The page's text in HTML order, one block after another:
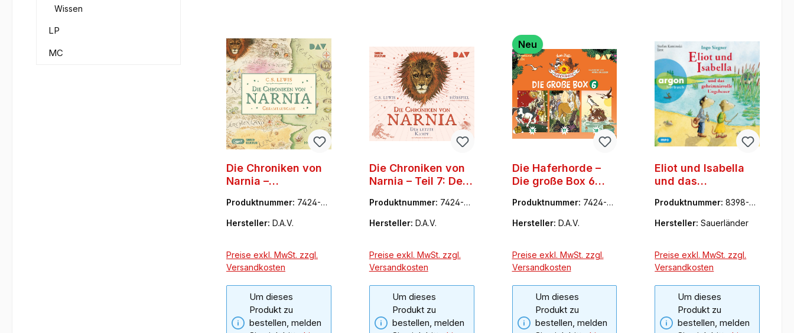
Wissen
LP
MC
Die Chroniken von
Narnia –
Produktnummer: 7424-42
Hersteller: D.A.V.
Preise exkl. MwSt. zzgl.
Versandkosten
Um dieses
Produkt zu
bestellen, melden
Die Chroniken von
Narnia – Teil 7: Der
Produktnummer: 7424-4
Hersteller: D.A.V.
Preise exkl. MwSt. zzgl.
Versandkosten
Um dieses
Produkt zu
bestellen, melden
Neu
Die Haferhorde –
Die große Box 6
Produktnummer: 7424-42
Hersteller: D.A.V.
Preise exkl. MwSt. zzgl.
Versandkosten
Um dieses
Produkt zu
bestellen, melden
Eliot und Isabella
und das
Unge...
Produktnummer:8398-43
Hersteller:Sauerländer
Preise exkl. MwSt. zzgl.
Versandkosten
Um dieses
Produkt zu
bestellen, melden